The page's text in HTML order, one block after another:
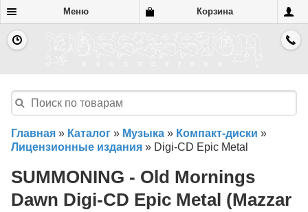
Меню Корзина
Главная » Каталог » Музыка » Компакт-диски »
Лицензионные издания » Digi-CD Epic Metal
SUMMONING - Old Mornings
Dawn Digi-CD Epic Metal (Mazzar